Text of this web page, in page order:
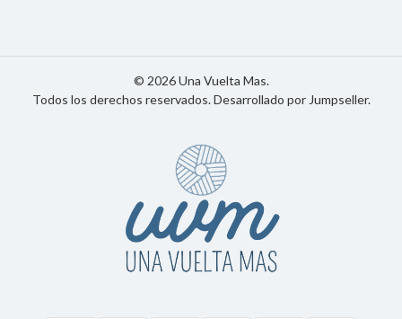
© 2026 Una Vuelta Mas.
Todos los derechos reservados.Desarrollado por Jumpseller.